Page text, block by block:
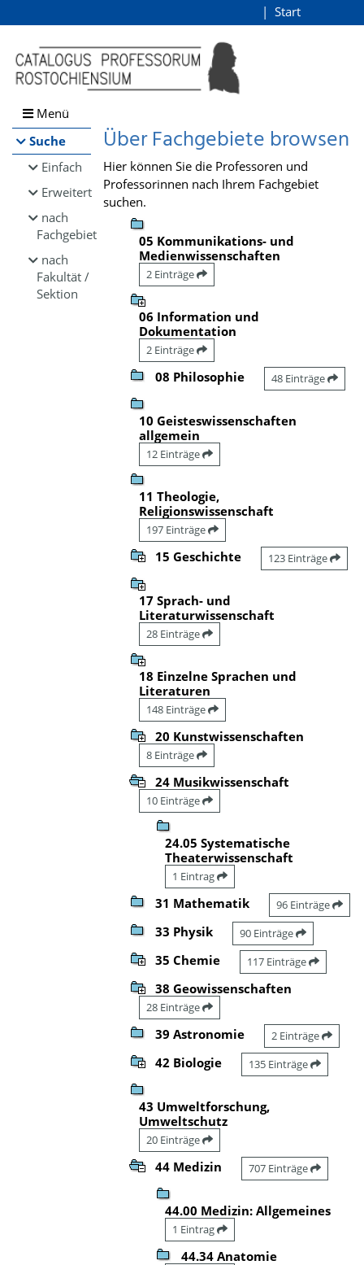
Browsen
direkt zum Inhalt
Start
Menü
Suche
Einfach
Erweitert
nach
Fachgebiet
nach
Fakultät /
Sektion
Über Fachgebiete browsen
Hier können Sie die Professoren und
Professorinnen nach Ihrem Fachgebiet
suchen.
05 Kommunikations- und
Medienwissenschaften
2 Einträge
06 Information und
Dokumentation
2 Einträge
08 Philosophie 48 Einträge
10 Geisteswissenschaften
allgemein
12 Einträge
11 Theologie,
Religionswissenschaft
197 Einträge
15 Geschichte 123 Einträge
17 Sprach- und
Literaturwissenschaft
28 Einträge
18 Einzelne Sprachen und
Literaturen
148 Einträge
20 Kunstwissenschaften
8 Einträge
24 Musikwissenschaft
10 Einträge
24.05 Systematische
Theaterwissenschaft
1 Eintrag
31 Mathematik 96 Einträge
33 Physik 90 Einträge
35 Chemie 117 Einträge
38 Geowissenschaften
28 Einträge
39 Astronomie 2 Einträge
42 Biologie 135 Einträge
43 Umweltforschung,
Umweltschutz
20 Einträge
44 Medizin 707 Einträge
44.00 Medizin: Allgemeines
1 Eintrag
44.34 Anatomie